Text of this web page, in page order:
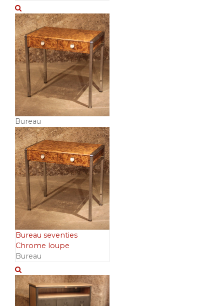
Bureau
Bureau seventies
Chrome loupe
Bureau